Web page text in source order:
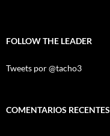
FOLLOW THE LEADER
Tweets por @tacho3
COMENTARIOS RECENTES